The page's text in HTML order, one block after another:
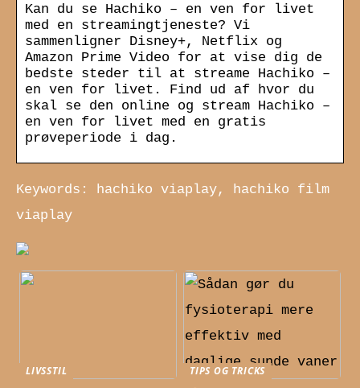
Kan du se Hachiko – en ven for livet
med en streamingtjeneste? Vi
sammenligner Disney+, Netflix og
Amazon Prime Video for at vise dig de
bedste steder til at streame Hachiko –
en ven for livet. Find ud af hvor du
skal se den online og stream Hachiko –
en ven for livet med en gratis
prøveperiode i dag.
Keywords: hachiko viaplay, hachiko film
viaplay
LIVSSTIL TIPS OG TRICKS